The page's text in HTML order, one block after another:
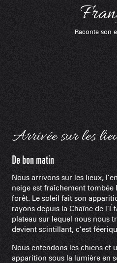
Raconte son
Arrivée sur les
De bon matin
Nous arrivons sur les lieux,
neige est fraîchement tombée
forêt. Le soleil fait son
rayons depuis la Chaîne de
plateau sur lequel nous nous
devient scintillant, c’est
Nous entendons les chiens et
apparition sous la lumière en